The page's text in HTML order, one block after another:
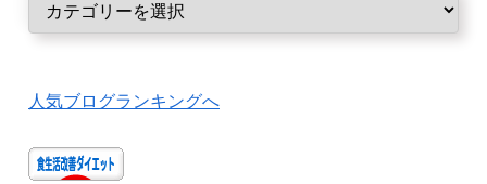
人気ブログランキングへ